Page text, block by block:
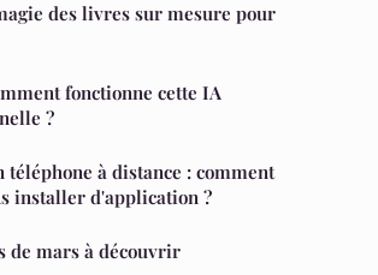
des livres sur mesure pour
fonctionne cette IA
?
téléphone à distance : comment
installer d'application ?
de mars à découvrir